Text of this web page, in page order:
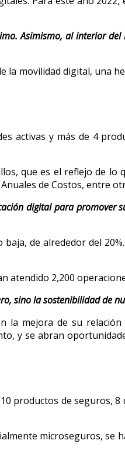
Asimismo, al interior
la movilidad digital, una
activas y más de 4
que es el reflejo de lo
de Costos, entre
digital para promover
de alrededor del
atendido 2,200
sino la sostenibilidad de
la mejora de su
y se abran
productos de seguros,
microseguros, se